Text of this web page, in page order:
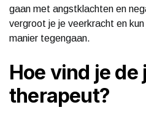
gaan met angstklachten en
vergroot je je veerkracht en
manier tegengaan.
Hoe vind je de
therapeut?